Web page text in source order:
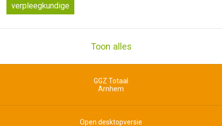
verpleegkundige
Toon alles
GGZ Totaal
Arnhem
Open desktopversie